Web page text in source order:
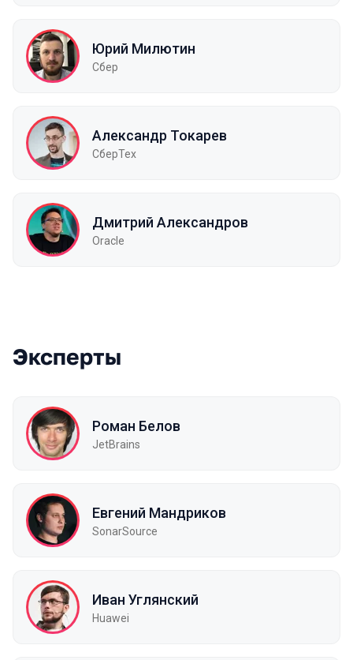
Юрий Милютин
Сбер
Александр Токарев
СберТех
Дмитрий Александров
Oracle
Эксперты
Роман Белов
JetBrains
Евгений Мандриков
SonarSource
Иван Углянский
Huawei